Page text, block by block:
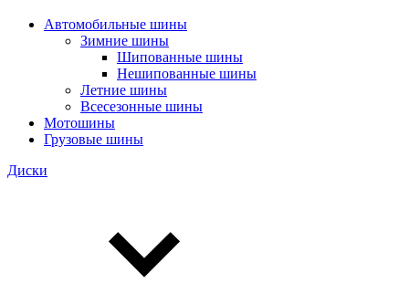
Автомобильные шины
Зимние шины
Шипованные шины
Нешипованные шины
Летние шины
Всесезонные шины
Мотошины
Грузовые шины
Диски